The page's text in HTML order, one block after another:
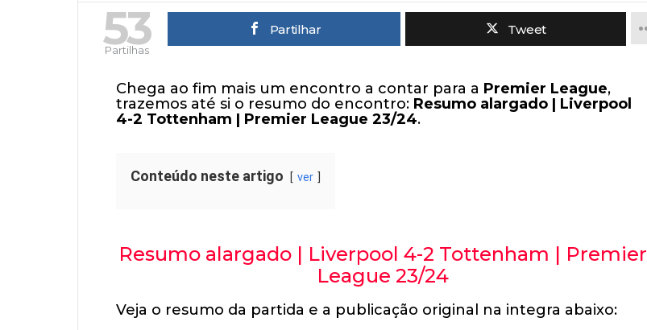
53
Partilhas
Partilhar Tweet
Chega ao fim mais um encontro a contar para a Premier League,
trazemos até si o resumo do encontro: Resumo alargado | Liverpool
4-2 Tottenham | Premier League 23/24.
Conteúdo neste artigo ver
Resumo alargado | Liverpool 4-2 Tottenham | Premier
League 23/24
Veja o resumo da partida e a publicação original na integra abaixo: